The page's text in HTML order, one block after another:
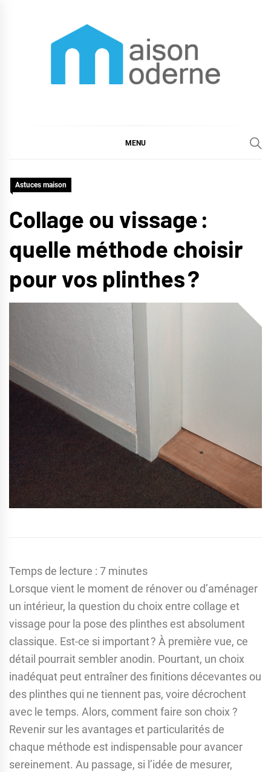
MENU
Astuces maison
Collage ou vissage :
quelle méthode choisir
pour vos plinthes ?
Temps de lecture : 7 minutes
Lorsque vient le moment de rénover ou d’aménager
un intérieur, la question du choix entre collage et
vissage pour la pose des plinthes est absolument
classique. Est-ce si important ? À première vue, ce
détail pourrait sembler anodin. Pourtant, un choix
inadéquat peut entraîner des finitions décevantes ou
des plinthes qui ne tiennent pas, voire décrochent
avec le temps. Alors, comment faire son choix ?
Revenir sur les avantages et particularités de
chaque méthode est indispensable pour avancer
sereinement. Au passage, si l’idée de mesurer,